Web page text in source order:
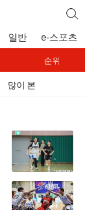
일반 e-스포츠
순위
많이 본